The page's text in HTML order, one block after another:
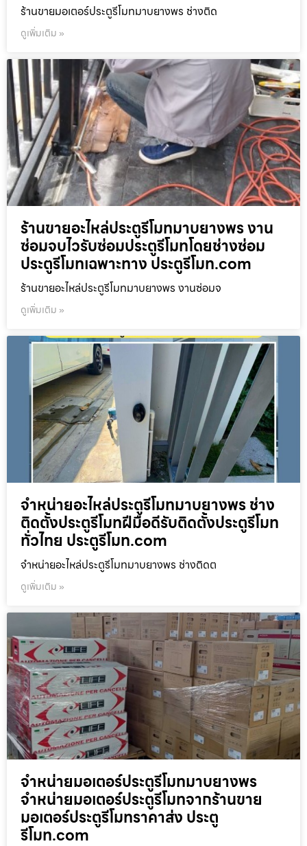
ร้านขายมอเตอร์ประตูรีโมทมาบยางพร ช่างติด
ดูเพิ่มเติม »
ร้านขายอะไหล่ประตูรีโมทมาบยางพร งาน
ซ่อมจบไวรับซ่อมประตูรีโมทโดยช่างซ่อม
ประตูรีโมทเฉพาะทาง ประตูรีโมท.com
ร้านขายอะไหล่ประตูรีโมทมาบยางพร งานซ่อมจ
ดูเพิ่มเติม »
จำหน่ายอะไหล่ประตูรีโมทมาบยางพร ช่าง
ติดตั้งประตูรีโมทฝีมือดีรับติดตั้งประตูรีโมท
ทั่วไทย ประตูรีโมท.com
จำหน่ายอะไหล่ประตูรีโมทมาบยางพร ช่างติดต
ดูเพิ่มเติม »
จำหน่ายมอเตอร์ประตูรีโมทมาบยางพร
จำหน่ายมอเตอร์ประตูรีโมทจากร้านขาย
มอเตอร์ประตูรีโมทราคาส่ง ประตู
รีโมท.com